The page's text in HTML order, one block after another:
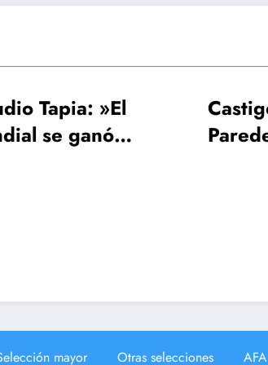
Castigo de la FIFA:
Paredes y Molina 3
mayor Otras selecciones AFA